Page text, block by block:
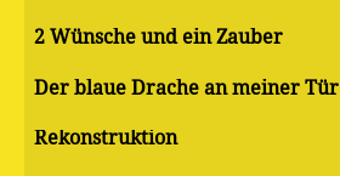
2 Wünsche und ein Zauber
Der blaue Drache an meiner Tür
Rekonstruktion